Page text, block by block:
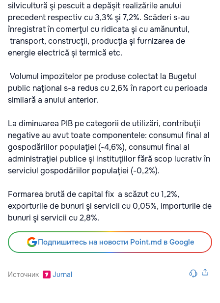
silvicultură şi pescuit a depăşit realizările anului
precedent respectiv cu 3,3% şi 7,2%. Scăderi s-au
înregistrat în comerţul cu ridicata şi cu amănuntul,
transport, construcţii, producţia şi furnizarea de
energie electrică şi termică etc.
Volumul impozitelor pe produse colectat la Bugetul
public naţional s-a redus cu 2,6% în raport cu perioada
similară a anului anterior.
La diminuarea PIB pe categorii de utilizări, contribuţii
negative au avut toate componentele: consumul final al
gospodăriilor populaţiei (-4,6%), consumul final al
administraţiei publice şi instituţiilor fără scop lucrativ în
serviciul gospodăriilor populaţiei (-0,2%).
Formarea brută de capital fix a scăzut cu 1,2%,
exporturile de bunuri şi servicii cu 0,05%, importurile de
bunuri şi servicii cu 2,8%.
Подпишитесь на новости Point.md в Google
Источник Jurnal